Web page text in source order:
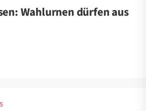
Wahlurnen dürfen aus